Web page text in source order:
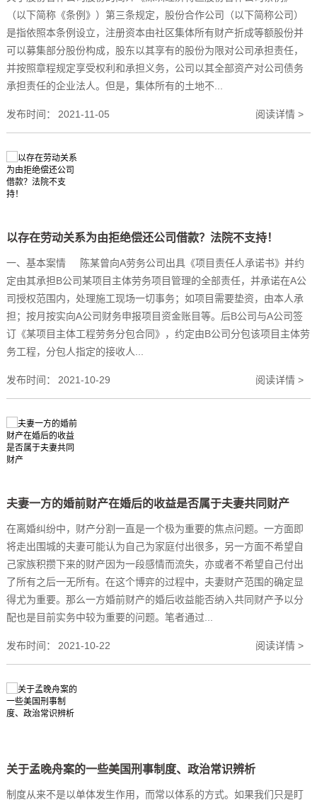
（以下简称《条例》）第三条规定，股份合作公司（以下简称公司）
是指依照本条例设立，注册资本由社区集体所有财产折成等额股份并
可以募集部分股份构成，股东以其享有的股份为限对公司承担责任，
并按照章程规定享受权利和承担义务，公司以其全部资产对公司债务
承担责任的企业法人。但是，集体所有的土地不...
发布时间： 2021-11-05 阅读详情 >
以存在劳动关系为由拒绝偿还公司借款？法院不支持！
一、基本案情 陈某曾向A劳务公司出具《项目责任人承诺书》并约
定由其承担B公司某项目主体劳务项目管理的全部责任，并承诺在A公
司授权范围内，处理施工现场一切事务；如项目需要垫资，由本人承
担；按月按实向A公司财务申报项目资金账目等。后B公司与A公司签
订《某项目主体工程劳务分包合同》，约定由B公司分包该项目主体劳
务工程，分包人指定的接收人...
发布时间： 2021-10-29 阅读详情 >
夫妻一方的婚前财产在婚后的收益是否属于夫妻共同财产
在离婚纠纷中，财产分割一直是一个极为重要的焦点问题。一方面即
将走出围城的夫妻可能认为自己为家庭付出很多，另一方面不希望自
己家族积攒下来的财产因为一段感情而流失，亦或者不希望自己付出
了所有之后一无所有。在这个博弈的过程中，夫妻财产范围的确定显
得尤为重要。那么一方婚前财产的婚后收益能否纳入共同财产予以分
配也是目前实务中较为重要的问题。笔者通过...
发布时间： 2021-10-22 阅读详情 >
关于孟晚舟案的一些美国刑事制度、政治常识辨析
制度从来不是以单体发生作用，而常以体系的方式。如果我们只是盯